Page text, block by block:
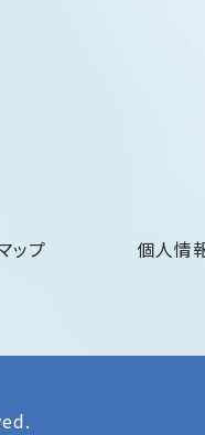
ップ 個人情